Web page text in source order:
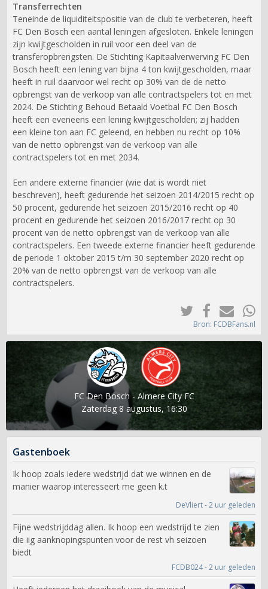
Transferrechten
Teneinde de liquiditeitspositie van de club te verbeteren, heeft
FC Den Bosch een aantal leningen afgesloten. Enkele leningen
zijn kwijtgescholden in ruil voor een deel van de
transferopbrengsten. De Stichting Kapitaalverwerving FC Den
Bosch heeft een lening van bijna 4 ton kwijtgescholden, maar
heeft in ruil daarvoor wel recht op 30% van de de netto
opbrengst van de verkoop van alle contractspelers tot en met
2024. De Stichting Behoud Betaald Voetbal FC Den Bosch
heeft een eveneens een lening kwijtgescholden; zij hadden
een kleine ton aan FC geleend, en hebben nu recht op 10%
van de netto opbrengst van de verkoop van alle
contractspelers tot en met 2034.
Een andere externe financier (wie dat is wordt niet
beschreven), heeft gedurende het seizoen 2014/2015 recht op
50 procent, gedurende het seizoen 2015/2016 recht op 40
procent en gedurende het seizoen 2016/2017 recht op 30
procent van de netto opbrengst van de verkoop van alle
contractspelers. Een tweede externe financier heeft gedurende
de periode 1 oktober 2015 t/m 30 september 2020 recht op
20% van de netto opbrengst van de verkoop van alle
contractspelers.
Bron: FCDBFans.nl
FC Den Bosch - Almere City FC
Zaterdag 8 augustus, 16:30
Gastenboek
Ik hoop zoals iedere wedstrijd dat we winnen en de
manier waarop interesseert me geen k.t
DeVliert - 2 uur geleden
Fijne wedstrijddag allen. Ik hoop een wedstrijd te zien
die iig aanknopingspunten voor de rest vh seizoen
biedt
FCDB024 - 2 uur geleden